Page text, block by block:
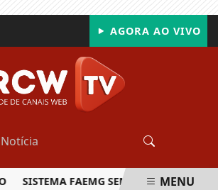
AGORA AO VIVO
SISTEMA FAEMG SENAR LANÇA OMENU